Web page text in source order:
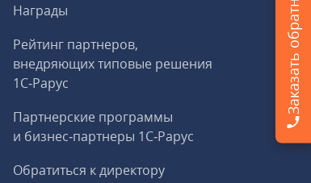
Награды
Рейтинг партнеров,
внедряющих типовые решения
1С‑Рарус
Партнерские программы
и бизнес‑партнеры 1С‑Рарус
Обратиться к директору